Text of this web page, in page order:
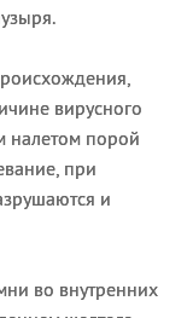
вирусного
налетом порой
при
и
во внутренних